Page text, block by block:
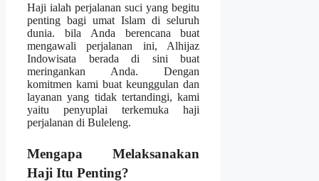
Haji ialah perjalanan suci yang begitu
penting bagi umat Islam di seluruh
dunia. bila Anda berencana buat
mengawali perjalanan ini, Alhijaz
Indowisata berada di sini buat
meringankan Anda. Dengan
komitmen kami buat keunggulan dan
layanan yang tidak tertandingi, kami
yaitu penyuplai terkemuka haji
perjalanan di Buleleng.
Mengapa Melaksanakan
Haji Itu Penting?